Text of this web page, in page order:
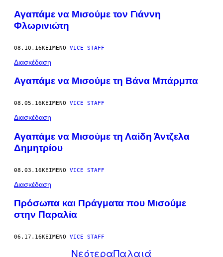
Αγαπάμε να Μισούμε τον Γιάννη
Φλωρινιώτη
08.10.16ΚΕΊΜΕΝΟ VICE STAFF
Διασκέδαση
Αγαπάμε να Μισούμε τη Βάνα Μπάρμπα
08.05.16ΚΕΊΜΕΝΟ VICE STAFF
Διασκέδαση
Αγαπάμε να Μισούμε τη Λαίδη Άντζελα
Δημητρίου
08.03.16ΚΕΊΜΕΝΟ VICE STAFF
Διασκέδαση
Πρόσωπα και Πράγματα που Μισούμε
στην Παραλία
06.17.16ΚΕΊΜΕΝΟ VICE STAFF
ΝεότεραΠαλαιά